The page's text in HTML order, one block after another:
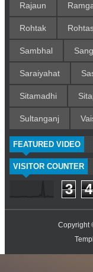
Rajaun
Rohtak
Sambhal
Saraiyahat
Sitamadhi
Sultanganj
FEATURED VIDEO
VISITOR COUNTER
3 4
Copyright